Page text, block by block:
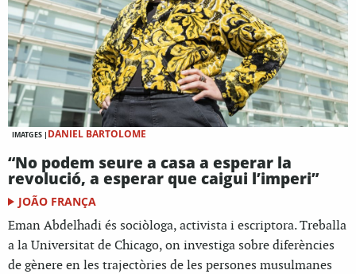
IMATGES | DANIEL BARTOLOME
“No podem seure a casa a esperar la
revolució, a esperar que caigui l’imperi”
JOÃO FRANÇA
Eman Abdelhadi és sociòloga, activista i escriptora. Treballa
a la Universitat de Chicago, on investiga sobre diferències
de gènere en les trajectòries de les persones musulmanes